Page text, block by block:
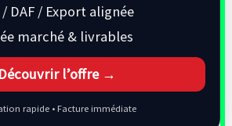
DAF / Export alignée
marché & livrables
Découvrir l’offre →
rapide • Facture immédiate